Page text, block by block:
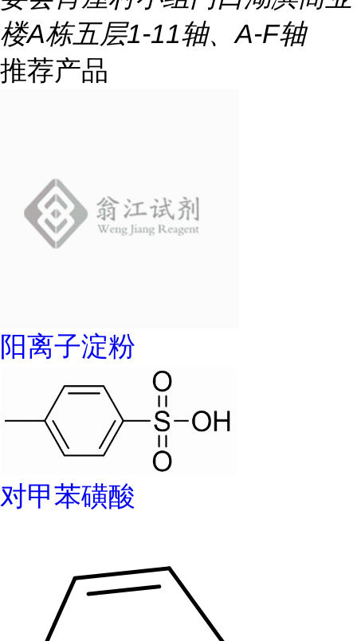
楼A栋五层1-11轴、A-F轴
推荐产品
阳离子淀粉
对甲苯磺酸